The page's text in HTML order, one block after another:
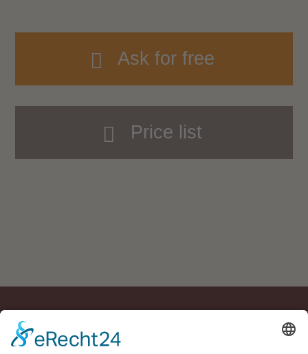
Ask for free
Price list
Residence Geigerhof***
Kircher ∎ Via Carezza 124